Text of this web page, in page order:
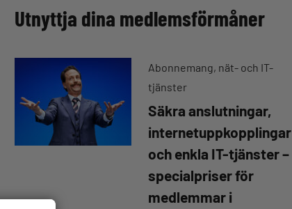
Utnyttja dina medlemsförmåner
Abonnemang, nät- och IT-
tjänster
Säkra anslutningar,
internetuppkopplingar
och enkla IT-tjänster –
specialpriser för
medlemmar i